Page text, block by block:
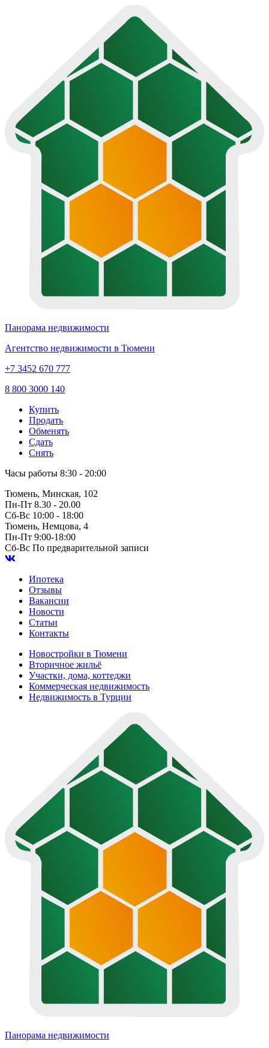
Панорама недвижимости
Агентство недвижимости в Тюмени
+7 3452 670 777
8 800 3000 140
Купить
Продать
Обменять
Сдать
Снять
Часы работы 8:30 - 20:00
Тюмень, Минская, 102
Пн-Пт 8.30 - 20.00
Сб-Вс 10:00 - 18:00
Тюмень, Немцова, 4
Пн-Пт 9:00-18:00
Сб-Вс По предварительной записи
Ипотека
Отзывы
Вакансии
Новости
Статьи
Контакты
Новостройки в Тюмени
Вторичное жильё
Участки, дома, коттеджи
Коммерческая недвижимость
Недвижимость в Турции
Панорама недвижимости